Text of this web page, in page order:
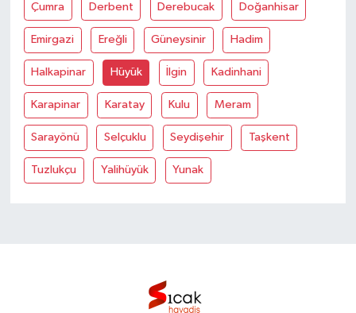
Çumra Derbent Derebucak Doğanhisar
Emirgazi Ereğli Güneysinir Hadim
Halkapinar Hüyük İlgin Kadinhani
Karapinar Karatay Kulu Meram
Sarayönü Selçuklu Seydişehir Taşkent
Tuzlukçu Yalihüyük Yunak